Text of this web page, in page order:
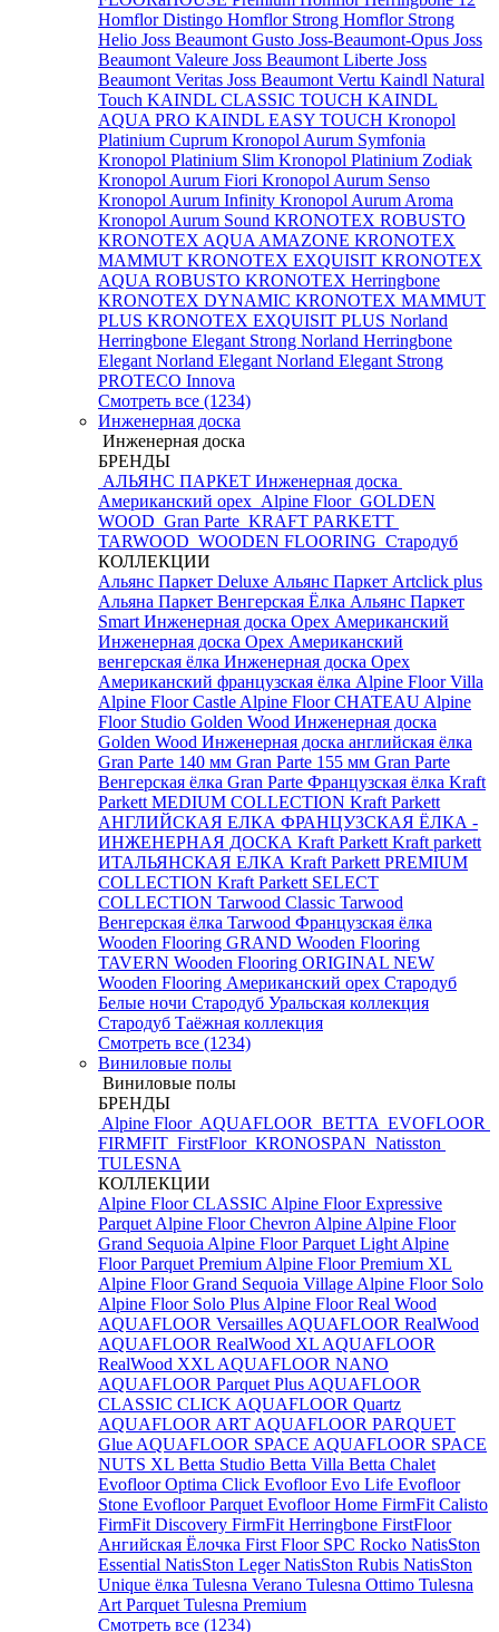
Homflor Distingo Homflor Strong Homflor Strong
Helio Joss Beaumont Gusto Joss-Beaumont-Opus Joss
Beaumont Valeure Joss Beaumont Liberte Joss
Beaumont Veritas Joss Beaumont Vertu Kaindl Natural
Touch KAINDL CLASSIC TOUCH KAINDL
AQUA PRO KAINDL EASY TOUCH Kronopol
Platinium Cuprum Kronopol Aurum Symfonia
Kronopol Platinium Slim Kronopol Platinium Zodiak
Kronopol Aurum Fiori Kronopol Aurum Senso
Kronopol Aurum Infinity Kronopol Aurum Aroma
Kronopol Aurum Sound KRONOTEX ROBUSTO
KRONOTEX AQUA AMAZONE KRONOTEX
MAMMUT KRONOTEX EXQUISIT KRONOTEX
AQUA ROBUSTO KRONOTEX Herringbone
KRONOTEX DYNAMIC KRONOTEX MAMMUT
PLUS KRONOTEX EXQUISIT PLUS Norland
Herringbone Elegant Strong Norland Herringbone
Elegant Norland Elegant Norland Elegant Strong
PROTECO Innova
Смотреть все (1234)
Инженерная доска
Инженерная доска
БРЕНДЫ
АЛЬЯНС ПАРКЕТ Инженерная доска
Американский орех Alpine Floor GOLDEN
WOOD Gran Parte KRAFT PARKETT
TARWOOD WOODEN FLOORING Стародуб
КОЛЛЕКЦИИ
Альянс Паркет Deluxe Альянс Паркет Artclick plus
Альяна Паркет Венгерская Ёлка Альянс Паркет
Smart Инженерная доска Орех Американский
Инженерная доска Орех Американский
венгерская ёлка Инженерная доска Орех
Американский французская ёлка Alpine Floor Villa
Alpine Floor Castle Alpine Floor CHATEAU Alpine
Floor Studio Golden Wood Инженерная доска
Golden Wood Инженерная доска английская ёлка
Gran Parte 140 мм Gran Parte 155 мм Gran Parte
Венгерская ёлка Gran Parte Французская ёлка Kraft
Parkett MEDIUM COLLECTION Kraft Parkett
АНГЛИЙСКАЯ ЕЛКА ФРАНЦУЗСКАЯ ЁЛКА -
ИНЖЕНЕРНАЯ ДОСКА Kraft Parkett Kraft parkett
ИТАЛЬЯНСКАЯ ЕЛКА Kraft Parkett PREMIUM
COLLECTION Kraft Parkett SELECT
COLLECTION Tarwood Classic Tarwood
Венгерская ёлка Tarwood Французская ёлка
Wooden Flooring GRAND Wooden Flooring
TAVERN Wooden Flooring ORIGINAL NEW
Wooden Flooring Американский орех Стародуб
Белые ночи Стародуб Уральская коллекция
Стародуб Таёжная коллекция
Смотреть все (1234)
Виниловые полы
Виниловые полы
БРЕНДЫ
Alpine Floor AQUAFLOOR BETTA EVOFLOOR
FIRMFIT FirstFloor KRONOSPAN Natisston
TULESNA
КОЛЛЕКЦИИ
Alpine Floor CLASSIC Alpine Floor Expressive
Parquet Alpine Floor Chevron Alpine Alpine Floor
Grand Sequoia Alpine Floor Parquet Light Alpine
Floor Parquet Premium Alpine Floor Premium XL
Alpine Floor Grand Sequoia Village Alpine Floor Solo
Alpine Floor Solo Plus Alpine Floor Real Wood
AQUAFLOOR Versailles AQUAFLOOR RealWood
AQUAFLOOR RealWood XL AQUAFLOOR
RealWood XXL AQUAFLOOR NANO
AQUAFLOOR Parquet Plus AQUAFLOOR
CLASSIC CLICK AQUAFLOOR Quartz
AQUAFLOOR ART AQUAFLOOR PARQUET
Glue AQUAFLOOR SPACE AQUAFLOOR SPACE
NUTS XL Betta Studio Betta Villa Betta Chalet
Evofloor Optima Click Evofloor Evo Life Evofloor
Stone Evofloor Parquet Evofloor Home FirmFit Calisto
FirmFit Discovery FirmFit Herringbone FirstFloor
Ангийская Ёлочка First Floor SPC Rocko NatisSton
Essential NatisSton LegerNatisSton Rubis NatisSton
Unique ёлка Tulesna Verano Tulesna Ottimo Tulesna
Art Parquet Tulesna Premium
Смотреть все (1234)